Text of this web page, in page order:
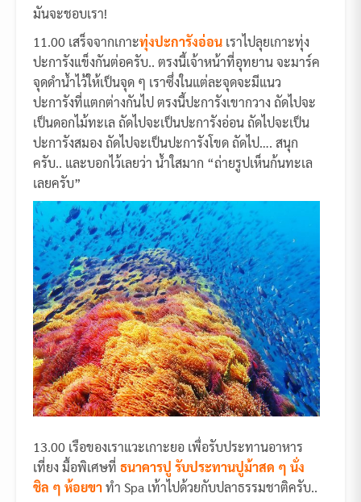
มันจะชอบเรา!
11.00 เสร็จจากเกาะทุ่งปะการังอ่อน เราไปลุยเกาะทุ่ง
ปะการังแข็งกันต่อครับ.. ตรงนี้เจ้าหน้าที่อุทยาน จะมาร์ค
จุดดำน้ำไว้ให้เป็นจุด ๆ เราซึ่งในแต่ละจุดจะมีแนว
ปะการังที่แตกต่างกันไป ตรงนี้ปะการังเขากวาง ถัดไปจะ
เป็นดอกไม้ทะเล ถัดไปจะเป็นปะการังอ่อน ถัดไปจะเป็น
ปะการังสมอง ถัดไปจะเป็นปะการังโขด ถัดไป…. สนุก
ครับ.. และบอกไว้เลยว่า น้ำใสมาก “ถ่ายรูปเห็นก้นทะเล
เลยครับ”
13.00 เรือของเราแวะเกาะยอ เพื่อรับประทานอาหาร
เที่ยง มื้อพิเศษที่ ธนาคารปู รับประทานปูม้าสด ๆ นั่ง
ชิล ๆ ห้อยขาทำ Spa เท้าไปด้วยกับปลาธรรมชาติครับ..